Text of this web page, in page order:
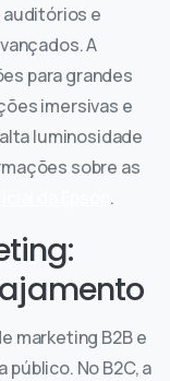
auditórios e
A
para grandes
imersivas e
luminosidade
sobre as
.
marketing B2B e
No B2C, a